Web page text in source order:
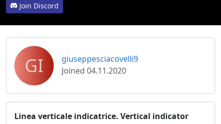
Join Discord
GI
giuseppesciacovelli9
Joined 04.11.2020
Linea verticale indicatrice. Vertical indicator